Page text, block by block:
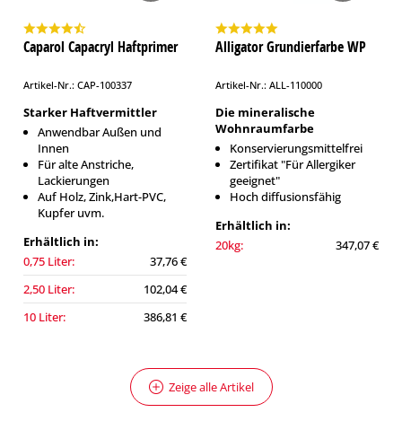
Caparol Capacryl Haftprimer
Artikel-Nr.: CAP-100337
Starker Haftvermittler
Anwendbar Außen und
Innen
Für alte Anstriche,
Lackierungen
Auf Holz, Zink,Hart-PVC,
Kupfer uvm.
Erhältlich in:
0,75 Liter:
37,76 €
2,50 Liter:
102,04 €
10 Liter:
386,81 €
Alligator Grundierfarbe WP
Artikel-Nr.: ALL-110000
Die mineralische
Wohnraumfarbe
Konservierungsmittelfrei
Zertifikat "Für Allergiker
geeignet"
Hoch diffusionsfähig
Erhältlich in:
20kg:
347,07 €
Zeige alle Artikel